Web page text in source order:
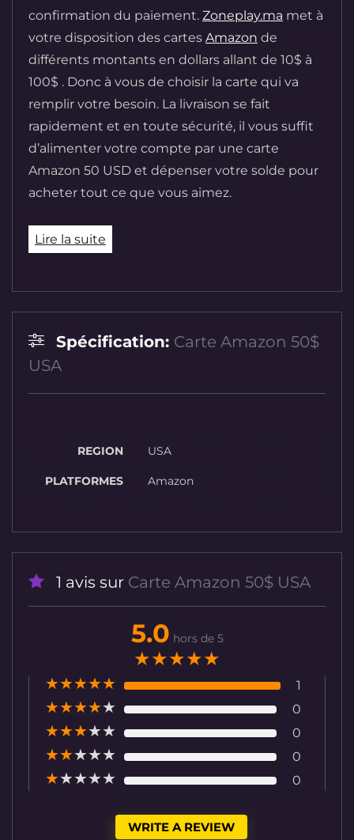
confirmation du paiement. Zoneplay.ma met à
votre disposition des cartes Amazon de
différents montants en dollars allant de 10$ à
100$ . Donc à vous de choisir la carte qui va
remplir votre besoin. La livraison se fait
rapidement et en toute sécurité, il vous suffit
d’alimenter votre compte par une carte
Amazon 50 USD et dépenser votre solde pour
acheter tout ce que vous aimez.
Lire la suite
Spécification: Carte Amazon 50$
USA
REGION USA
PLATFORMES Amazon
1 avis sur Carte Amazon 50$ USA
5.0 hors de 5
★★★★★
★★★★★ 1
★★★★★ 0
★★★★★ 0
★★★★★ 0
★★★★★ 0
WRITE A REVIEW